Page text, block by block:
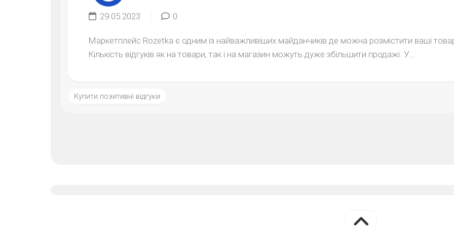
29.05.2023 0
Маркетплейс Rozetka є одним із найважливіших майданчиків де можна розмістити ваші
Кількість відгуків як на товари, так і на магазин можуть дуже збільшити продажі. У...
Купити позитивні відгуки